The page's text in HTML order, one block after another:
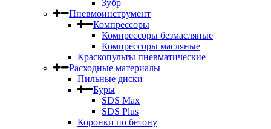
Зубр
Пневмоинструмент
Компрессоры
Компрессоры безмасляные
Компрессоры масляные
Краскопульты пневматические
Расходные материалы
Пильные диски
Буры
SDS Max
SDS Plus
Коронки по бетону